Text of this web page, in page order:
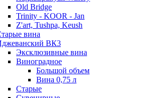
Old Bridge
Trinity - KOOR - Jan
Z'art, Tushpa, Keush
вина
ВК3
Эксклюзивные вина
Виноградное
Большой объем
Вина 0,75 л
Старые